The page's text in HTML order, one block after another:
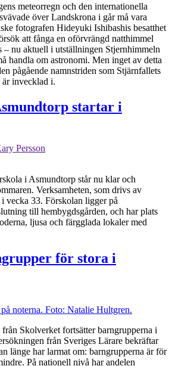
meteorregn och den internationella
över Landskrona i går må vara
fotografen Hideyuki Ishibashis besatthet
att fånga en oförvrängd natthimmel
– nu aktuell i utställningen Stjernhimmeln
handla om astronomi. Men inget av detta
pågående namnstriden som Stjärnfallets
är invecklad i.
startar i
Persson
i Asmundtorp står nu klar och
Verksamheten, som drivs av
vecka 33. Förskolan ligger på
till hembygdsgården, och har plats
ljusa och färgglada lokaler med
för stora i
Skolverket fortsätter barngrupperna i
från Sveriges Lärare bekräftar
länge har larmat om: barngrupperna är för
På nationell nivå har andelen